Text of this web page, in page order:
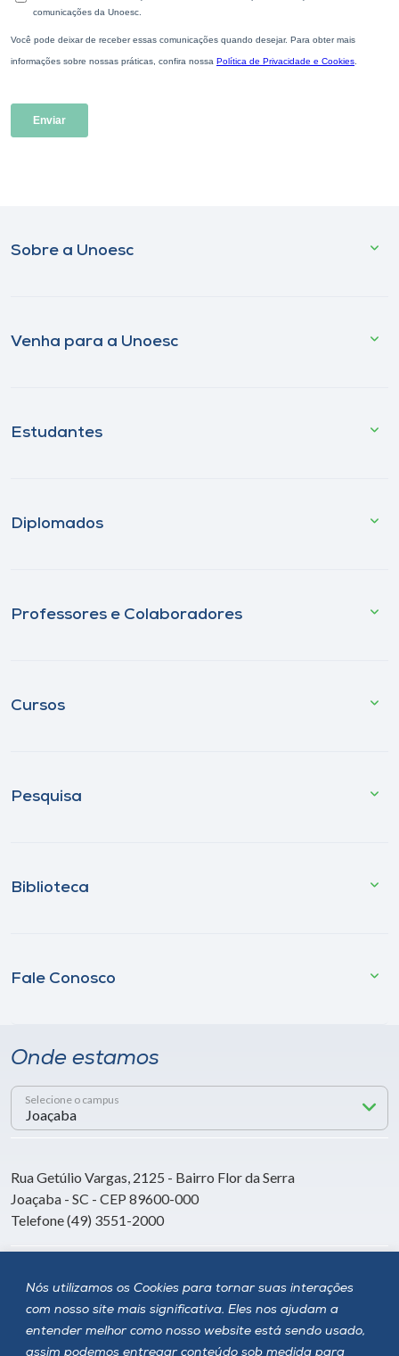
Nós utilizamos os Cookies para tornar suas interações
com nosso site mais significativa. Eles nos ajudam a
entender melhor como nosso website está sendo usado,
assim podemos entregar conteúdo sob medida para
Sobre a Unoesc
Venha para a Unoesc
Estudantes
Diplomados
Professores e Colaboradores
Cursos
Pesquisa
Biblioteca
Fale Conosco
Onde estamos
Selecione o campus
Rua Getúlio Vargas, 2125 - Bairro Flor da Serra
Joaçaba - SC - CEP 89600-000
Telefone (49) 3551-2000
Siga a Unoesc